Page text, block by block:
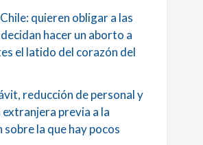
quieren obligar a las
hacer un aborto a
el latido del corazón del
reducción de personal y
extranjera previa a la
la que hay pocos